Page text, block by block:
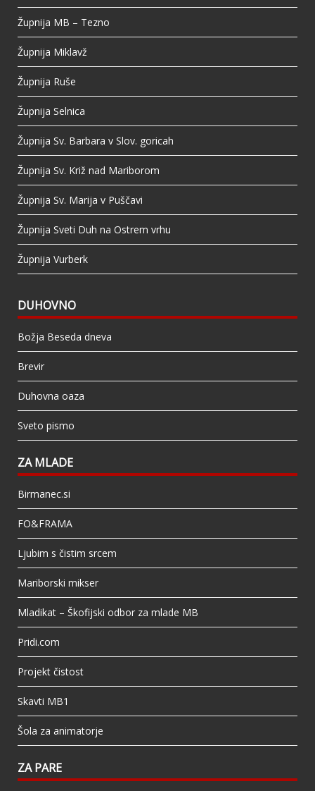
Župnija MB – Tezno
Župnija Miklavž
Župnija Ruše
Župnija Selnica
Župnija Sv. Barbara v Slov. goricah
Župnija Sv. Križ nad Mariborom
Župnija Sv. Marija v Puščavi
Župnija Sveti Duh na Ostrem vrhu
Župnija Vurberk
DUHOVNO
Božja Beseda dneva
Brevir
Duhovna oaza
Sveto pismo
ZA MLADE
Birmanec.si
FO&FRAMA
Ljubim s čistim srcem
Mariborski mikser
Mladikat – Škofijski odbor za mlade MB
Pridi.com
Projekt čistost
Skavti MB1
Šola za animatorje
ZA PARE